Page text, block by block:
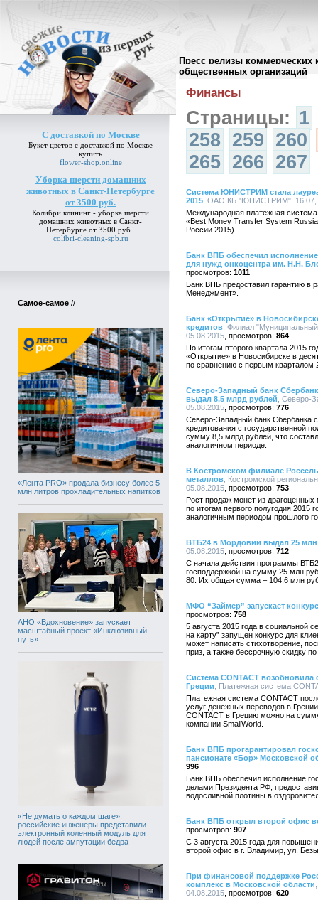
Пресс релизы коммерческих
общественных организаций
С доставкой по Москве
Букет цветов с доставкой по Москве
купить
flower-shop.online
Уборка шерсти домашних
животных в Санкт-Петербурге
от 3500 руб.
Колибри клининг - уборка шерсти
домашних животных в Санкт-
Петербурге от 3500 руб.
colibri-cleaning-spb.ru
Самое-самое //
«Лента PRO» продала бизнесу более 5
млн литров прохладительных напитков
АНО «Вдохновение» запускает
масштабный проект «Инклюзивный
путь»
«Не думать о каждом шаге»:
российские инженеры представили
электронный коленный модуль для
людей после ампутации бедра
Архив пресс-релизов//
Финансы
Страницы: 1
258 259 260
265 266 267
Система ЮНИСТРИМ стала
2015 , ОАО КБ "ЮНИСТРИМ", 16:07,
Международная платежная
«Best Money Transfer System
России 2015).
Банк ВПБ обеспечил исполнение
для нужд онкоцентра им. Н.Н.
1011
Банк ВПБ предоставил гарантию в
Менеджмент».
Банк «Открытие» в
кредитов , Филиал
05.08.2015
864
По итогам второго квартала 2015
«Открытие» в Новосибирске в
по сравнению с первым кварталом
Северо-Западный банк
выдал 8,5 млрд рублей , Северо-
05.08.2015
776
Северо-Западный банк Сбербанка
кредитования с государственной
сумму 8,5 млрд рублей, что
аналогичном периоде.
В Костромском филиале
металлов , Костромской
05.08.2015
753
Рост продаж монет из
по итогам первого полугодия 2015
аналогичным периодом прошлого
ВТБ24 в Мордовии выдал 25 млн
05.08.2015
712
С начала действия программы
господдержкой на сумму 25 млн
80. Их общая сумма – 104,6 млн
МФО “Займер” запускает
758
5 августа 2015 года в социальной
на карту” запущен конкурс для
может написать стихотворение,
приз, а также бессрочную скидку
Система CONTACT
Греции , Платежная система
Платежная система CONTACT
услуг денежных переводов в
CONTACT в Грецию можно на
компании SmallWorld.
Банк ВПБ прогарантировал
пансионате «Бор» Московской
996
Банк ВПБ обеспечил исполнение
делами Президента РФ,
водосливной плотины в
Банк ВПБ открыл второй офис
907
С 3 августа 2015 года для
второй офис в г. Владимир, ул.
При финансовой поддержке
комплекс в Московской области
04.08.2015
620